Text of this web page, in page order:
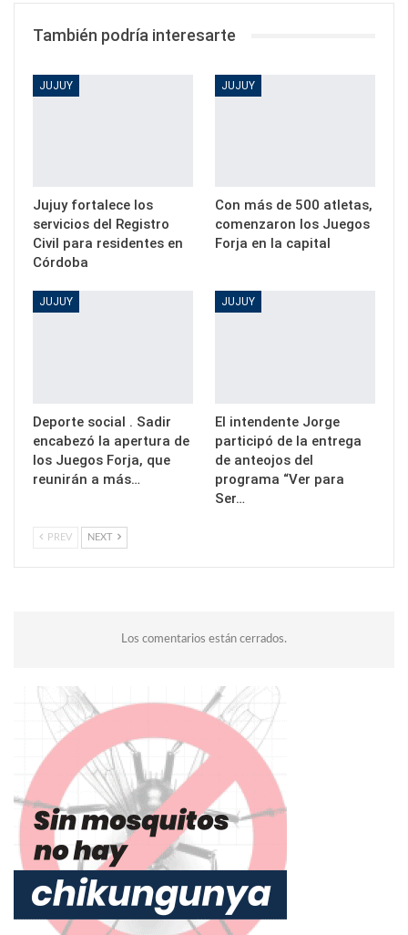
También podría interesarte
JUJUY
Jujuy fortalece los
servicios del Registro
Civil para residentes en
Córdoba
JUJUY
Con más de 500 atletas,
comenzaron los Juegos
Forja en la capital
JUJUY
Deporte social . Sadir
encabezó la apertura de
los Juegos Forja, que
reunirán a más…
JUJUY
El intendente Jorge
participó de la entrega
de anteojos del
programa “Ver para
Ser…
PREV NEXT
Los comentarios están cerrados.